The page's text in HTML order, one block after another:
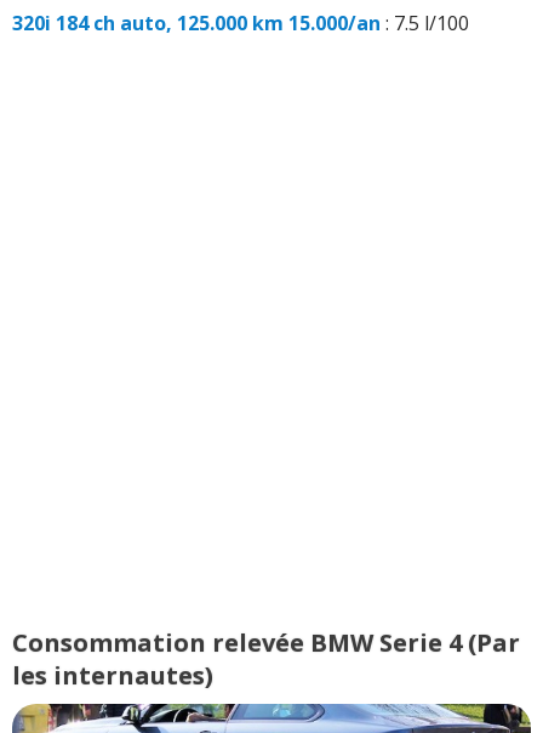
320i 184 ch auto, 125.000 km 15.000/an : 7.5 l/100
Consommation relevée BMW Serie 4 (Par
les internautes)